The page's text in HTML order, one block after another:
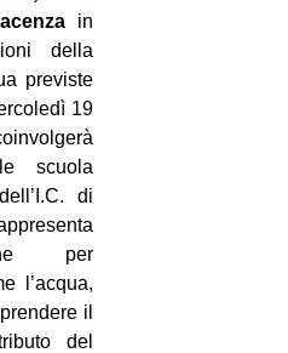
in
della
previste
19
scuola
di
per
l’acqua,
il
del